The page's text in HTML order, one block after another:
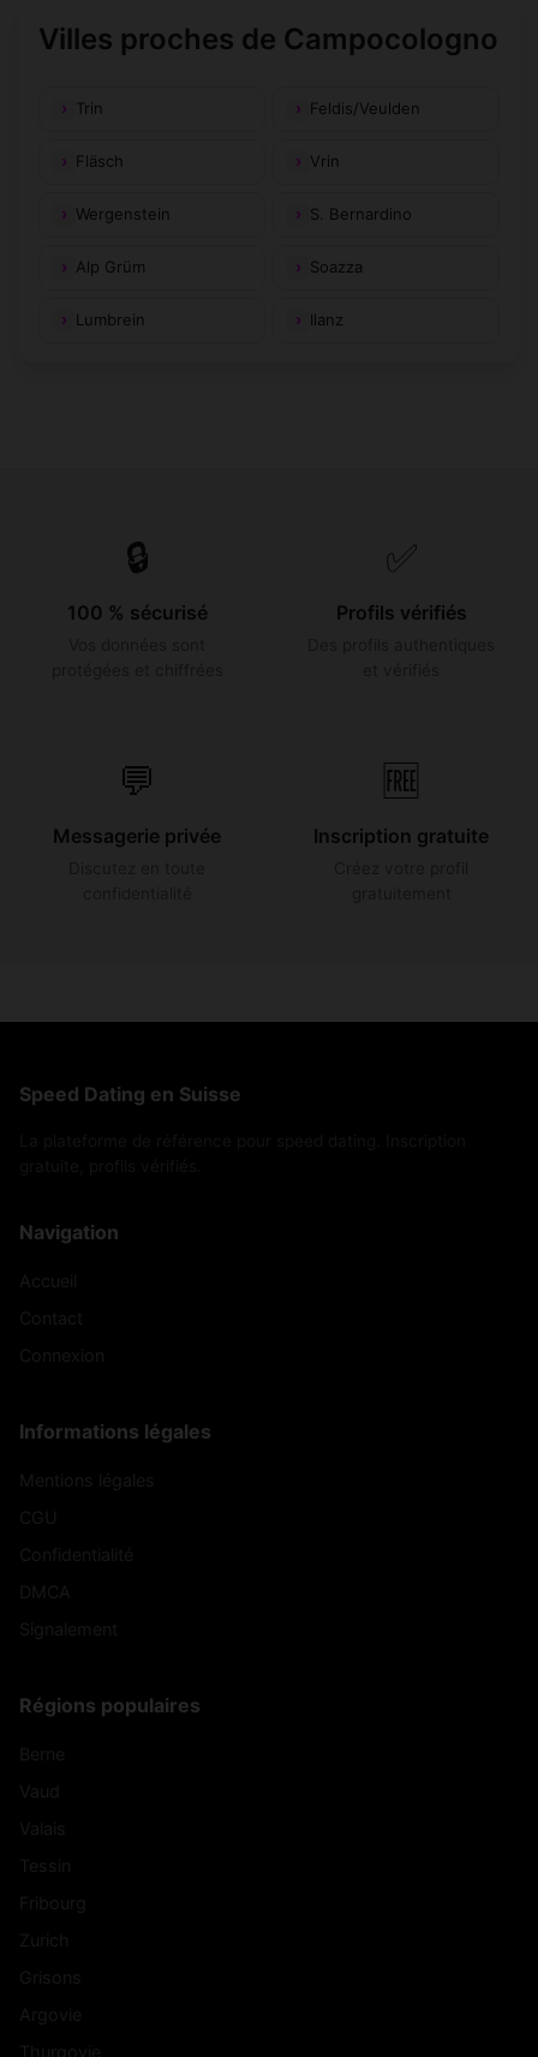
Villes proches de Campocologno
Trin Feldis/Veulden
Fläsch Vrin
Wergenstein S. Bernardino
Alp Grüm Soazza
Lumbrein Ilanz
🔒
100 % sécurisé
✅
Profils vérifiés
💬
Messagerie privée
🆓
Inscription gratuite
Speed Dating en Suisse
Navigation
Informations légales
Régions populaires